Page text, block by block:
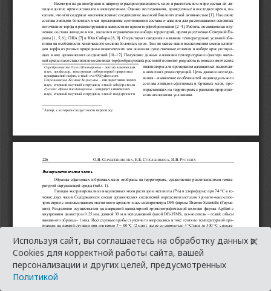
Используя сайт, вы соглашаетесь на обработку данных в
Cookies для корректной работы сайта, вашей
персонализации и других целей, предусмотренных
Политикой
×